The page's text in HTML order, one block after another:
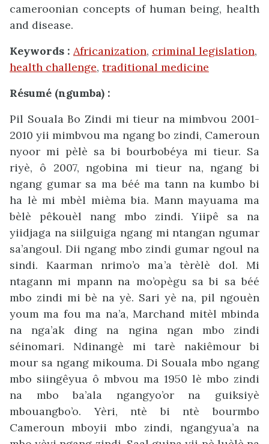
cameroonian concepts of human being, health
and disease.
Keywords : Africanization, criminal legislation,
health challenge, traditional medicine
Résumé (ngumba) :
Pil Souala Bo Zindi mi tieur na mimbvou 2001-
2010 yii mimbvou ma ngang bo zindi, Cameroun
nyoor mi pèlè sa bi bourbobéya mi tieur. Sa
riyè, ô 2007, ngobina mi tieur na, ngang bi
ngang gumar sa ma béé ma tann na kumbo bi
ha lè mi mbèl mièma bia. Mann mayuama ma
bèlè pêkouèl nang mbo zindi. Yiipê sa na
yiidjaga na siilguiga ngang mi ntangan ngumar
sa’angoul. Dii ngang mbo zindi gumar ngoul na
sindi. Kaarman nrimo’o ma’a tèrèlè dol. Mi
ntagann mi mpann na mo’opègu sa bi sa béé
mbo zindi mi bè na yè. Sari yè na, pil ngouèn
youm ma fou ma na’a, Marchand mitèl mbinda
na nga’ak ding na ngina ngan mbo zindi
séinomari. Ndinangè mi tarè nakiêmour bi
mour sa ngang mikouma. Di Souala mbo ngang
mbo siingêyua ô mbvou ma 1950 lè mbo zindi
na mbo ba’ala ngangyo’or na guiksiyè
mbouangbo’o. Yèri, ntè bi ntè bourmbo
Cameroun mboyii mbo zindi, ngangyua’a na